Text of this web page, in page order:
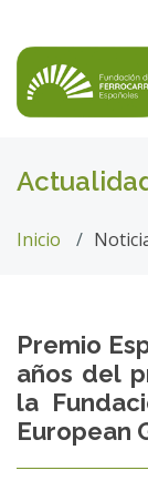
Inicio
Premio
años del
la
European